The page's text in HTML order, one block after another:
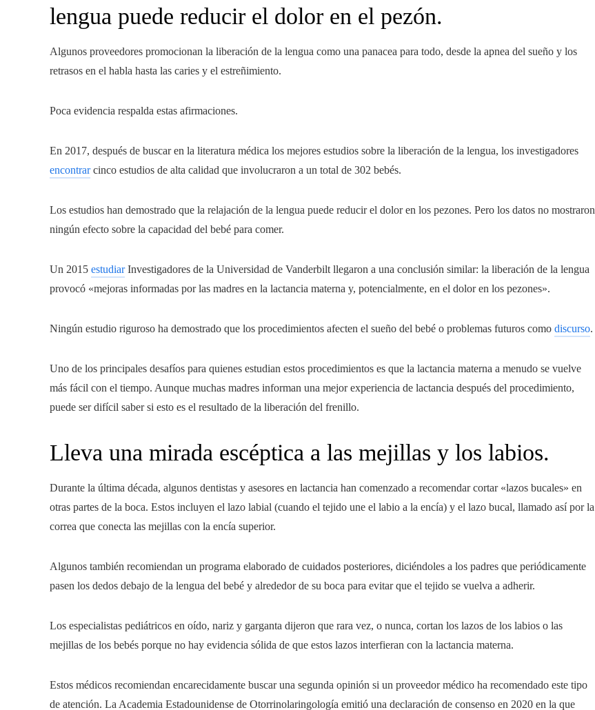
lengua puede reducir el dolor en el pezón.
Algunos proveedores promocionan la liberación de la lengua como una panacea para todo, desde la apnea del sueño y los
retrasos en el habla hasta las caries y el estreñimiento.
Poca evidencia respalda estas afirmaciones.
En 2017, después de buscar en la literatura médica los mejores estudios sobre la liberación de la lengua, los investigadores
encontrarcinco estudios de alta calidad que involucraron a un total de 302 bebés.
Los estudios han demostrado que la relajación de la lengua puede reducir el dolor en los pezones. Pero los datos no mostraron
ningún efecto sobre la capacidad del bebé para comer.
Un 2015 estudiarInvestigadores de la Universidad de Vanderbilt llegaron a una conclusión similar: la liberación de la lengua
provocó «mejoras informadas por las madres en la lactancia materna y, potencialmente, en el dolor en los pezones».
Ningún estudio riguroso ha demostrado que los procedimientos afecten el sueño del bebé o problemas futuros como discurso.
Uno de los principales desafíos para quienes estudian estos procedimientos es que la lactancia materna a menudo se vuelve
más fácil con el tiempo. Aunque muchas madres informan una mejor experiencia de lactancia después del procedimiento,
puede ser difícil saber si esto es el resultado de la liberación del frenillo.
Lleva una mirada escéptica a las mejillas y los labios.
Durante la última década, algunos dentistas y asesores en lactancia han comenzado a recomendar cortar «lazos bucales» en
otras partes de la boca. Estos incluyen el lazo labial (cuando el tejido une el labio a la encía) y el lazo bucal, llamado así por la
correa que conecta las mejillas con la encía superior.
Algunos también recomiendan un programa elaborado de cuidados posteriores, diciéndoles a los padres que periódicamente
pasen los dedos debajo de la lengua del bebé y alrededor de su boca para evitar que el tejido se vuelva a adherir.
Los especialistas pediátricos en oído, nariz y garganta dijeron que rara vez, o nunca, cortan los lazos de los labios o las
mejillas de los bebés porque no hay evidencia sólida de que estos lazos interfieran con la lactancia materna.
Estos médicos recomiendan encarecidamente buscar una segunda opinión si un proveedor médico ha recomendado este tipo
de atención. La Academia Estadounidense de Otorrinolaringología emitió una declaración de consenso en 2020 en la que